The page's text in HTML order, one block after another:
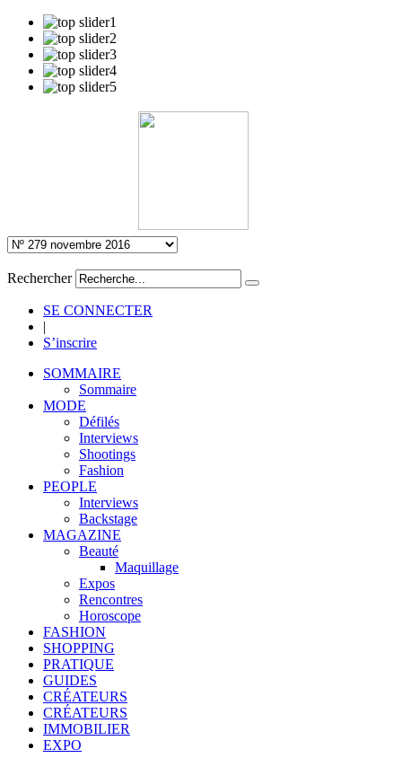
Rechercher
SE CONNECTER
|
S’inscrire
SOMMAIRE
Sommaire
MODE
Défilés
Interviews
Shootings
Fashion
PEOPLE
Interviews
Backstage
MAGAZINE
Beauté
Maquillage
Expos
Rencontres
Horoscope
FASHION
SHOPPING
PRATIQUE
GUIDES
CRÉATEURS
CRÉATEURS
IMMOBILIER
EXPO